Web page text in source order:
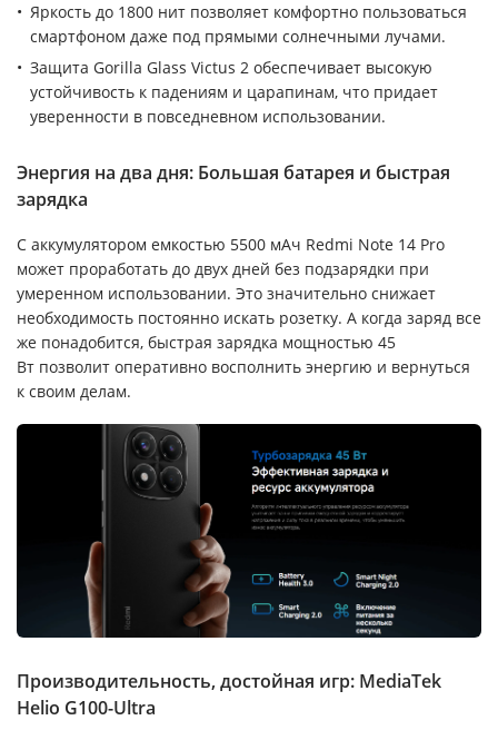
Яркость до 1800 нит позволяет комфортно пользоваться
смартфоном даже под прямыми солнечными лучами.
Защита Gorilla Glass Victus 2 обеспечивает высокую
устойчивость к падениям и царапинам, что придает
уверенности в повседневном использовании.
Энергия на два дня: Большая батарея и быстрая
зарядка
С аккумулятором емкостью 5500 мАч Redmi Note 14 Pro
может проработать до двух дней без подзарядки при
умеренном использовании. Это значительно снижает
необходимость постоянно искать розетку. А когда заряд все
же понадобится, быстрая зарядка мощностью 45
Вт позволит оперативно восполнить энергию и вернуться
к своим делам.
Производительность, достойная игр: MediaTek
Helio G100-Ultra